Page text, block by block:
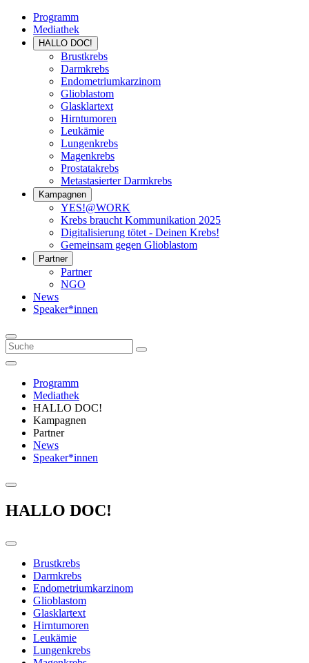
Programm
Mediathek
HALLO DOC!
Brustkrebs
Darmkrebs
Endometriumkarzinom
Glioblastom
Glasklartext
Hirntumoren
Leukämie
Lungenkrebs
Magenkrebs
Prostatakrebs
Metastasierter Darmkrebs
Kampagnen
YES!@WORK
Krebs braucht Kommunikation 2025
Digitalisierung tötet - Deinen Krebs!
Gemeinsam gegen Glioblastom
Partner
Partner
NGO
News
Speaker*innen
Programm
Mediathek
HALLO DOC!
Kampagnen
Partner
News
Speaker*innen
HALLO DOC!
Brustkrebs
Darmkrebs
Endometriumkarzinom
Glioblastom
Glasklartext
Hirntumoren
Leukämie
Lungenkrebs